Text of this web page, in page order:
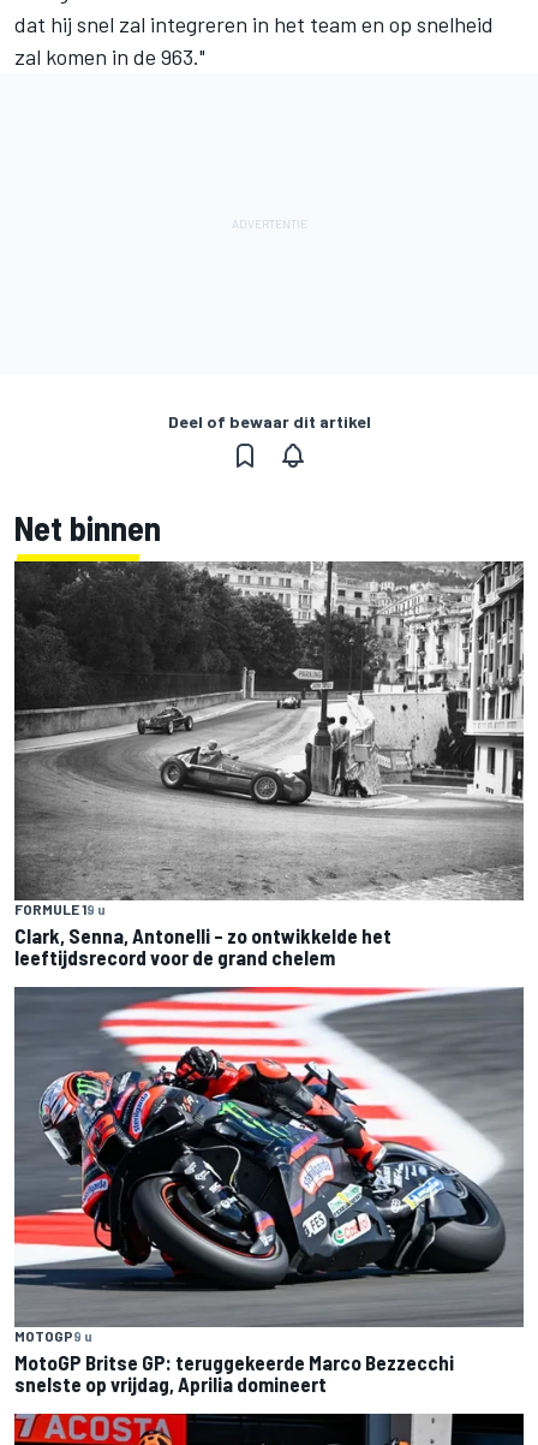
dat hij snel zal integreren in het team en op snelheid
zal komen in de 963."
Deel of bewaar dit artikel
Net binnen
FORMULE 19 u
Clark, Senna, Antonelli – zo ontwikkelde het
leeftijdsrecord voor de grand chelem
MOTOGP9 u
MotoGP Britse GP: teruggekeerde Marco Bezzecchi
snelste op vrijdag, Aprilia domineert